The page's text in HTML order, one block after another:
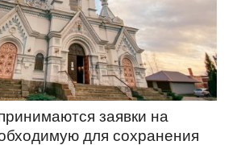
заявки на
для сохранения